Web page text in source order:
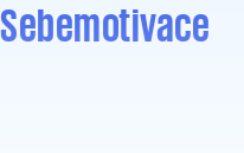
Sebemotivace